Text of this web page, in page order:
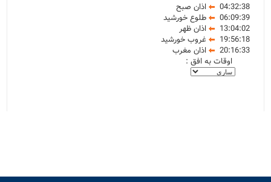
04:32:38
اذان صبح
06:09:39
طلوع خورشید
13:04:02
اذان ظهر
19:56:18
غروب خورشید
20:16:33
اذان مغرب
اوقات به افق :